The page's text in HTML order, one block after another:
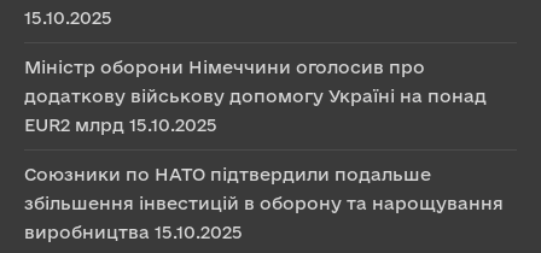
15.10.2025
Міністр оборони Німеччини оголосив про
додаткову військову допомогу Україні на понад
EUR2 млрд 15.10.2025
Союзники по НАТО підтвердили подальше
збільшення інвестицій в оборону та нарощування
виробництва 15.10.2025